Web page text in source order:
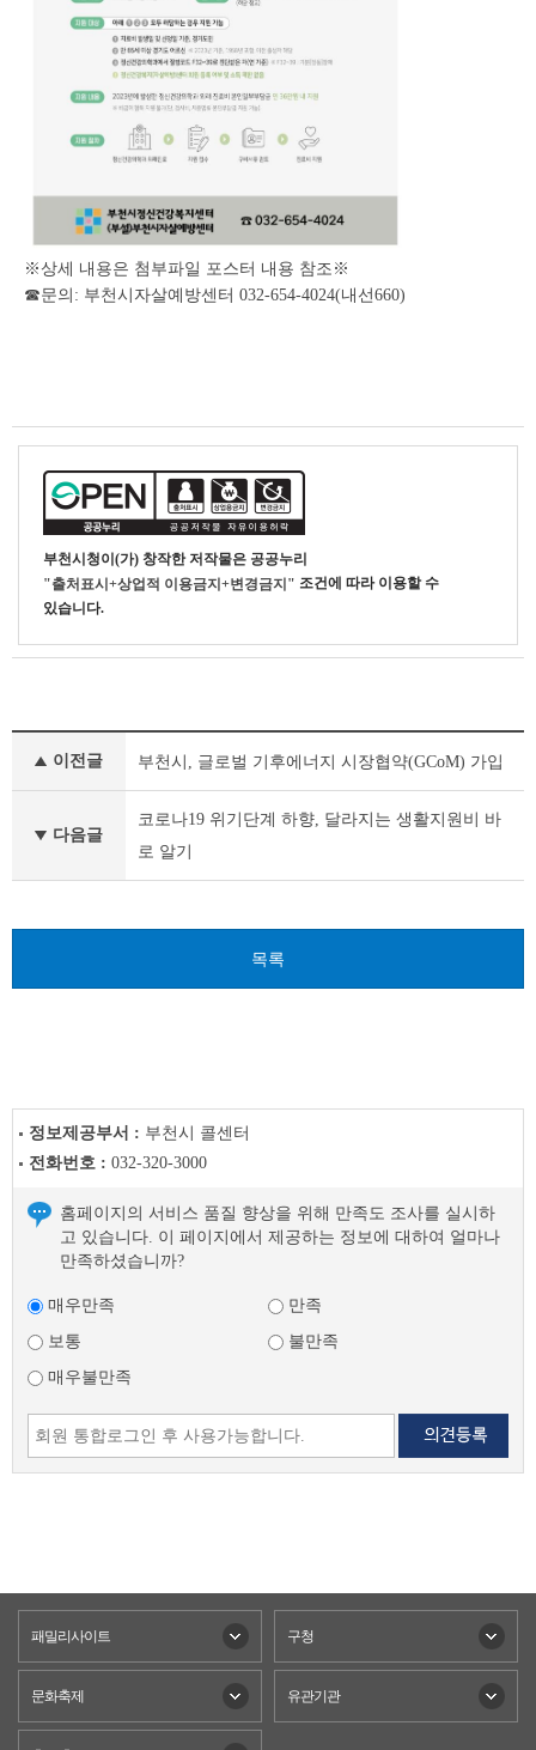
※상세 내용은 첨부파일 포스터 내용 참조※
☎문의: 부천시자살예방센터 032-654-4024(내선660)
부천시청이(가) 창작한저작물은 공공누리
"출처표시+상업적 이용금지+변경금지" 조건에 따라 이용할 수
있습니다.
식
다
글
이전글 부천시, 글로벌 기후에너지 시장협약(GCoM) 가입
다음글
코로나19 위기단계 하향, 달라지는 생활지원비 바
로 알기
목록
정보제공부서 : 부천시 콜센터
전화번호 : 032-320-3000
홈페이지의 서비스 품질 향상을 위해 만족도 조사를 실시하
고 있습니다. 이 페이지에서 제공하는 정보에 대하여 얼마나
만족하셨습니까?
매우만족
만족
보통
불만족
매우불만족
패밀리사이트 구청
문화축제 유관기관